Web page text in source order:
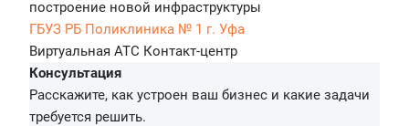
построение новой инфраструктуры
ГБУЗ РБ Поликлиника № 1 г. Уфа
Виртуальная АТС Контакт-центр
Консультация
Расскажите, как устроен ваш бизнес и какие задачи
требуется решить.